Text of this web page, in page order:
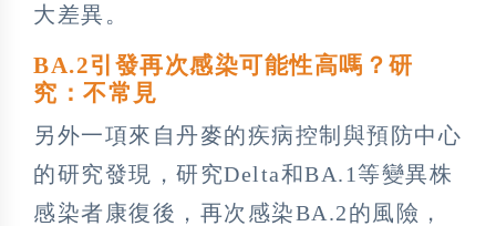
大差異。
BA.2引發再次感染可能性高嗎？研
究：不常見
另外一項來自丹麥的疾病控制與預防中心
的研究發現，研究Delta和BA.1等變異株
感染者康復後，再次感染BA.2的風險，